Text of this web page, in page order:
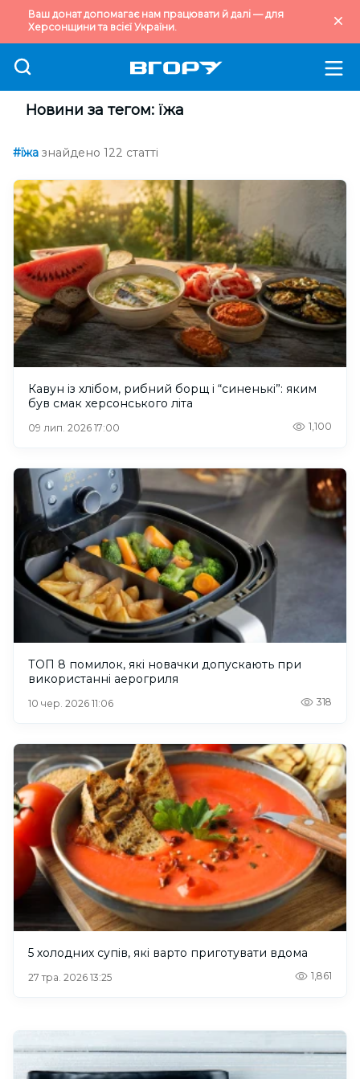
Ваш донат допомагає нам працювати й далі — для
Херсонщини та всієї України.
Новини за тегом: їжа
#їжа знайдено 122 статті
Кавун із хлібом, рибний борщ і “синенькі”: яким
був смак херсонського літа
09 лип. 2026 17:00 1,100
ТОП 8 помилок, які новачки допускають при
використанні аерогриля
10 чер. 2026 11:06 318
5 холодних супів, які варто приготувати вдома
27 тра. 2026 13:25 1,861